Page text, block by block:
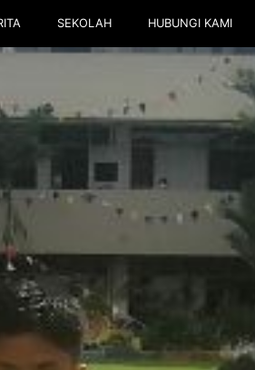
SEKOLAH HUBUNGI KAMI